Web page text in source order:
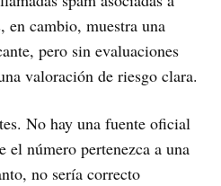
en cambio, muestra una
pero sin evaluaciones
valoración de riesgo clara.
No hay una fuente oficial
el número pertenezca a una
no sería correcto